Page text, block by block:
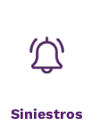
Siniestros